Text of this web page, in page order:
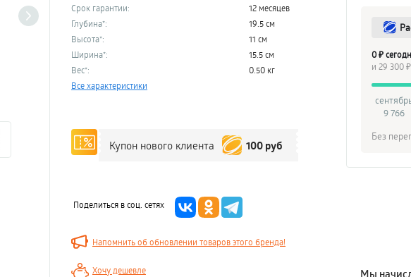
Срок гарантии:
12 месяцев
Глубина*:
19.5 см
Высота*:
11 см
Ширина*:
15.5 см
Вес*:
0.50 кг
Все характеристики
Купон нового клиента 100 руб
Поделиться в соц. сетях
Напомнить об обновлении товаров этого бренда!
Хочу дешевле
0 ₽
и 29 300
9 766
Без
Мы